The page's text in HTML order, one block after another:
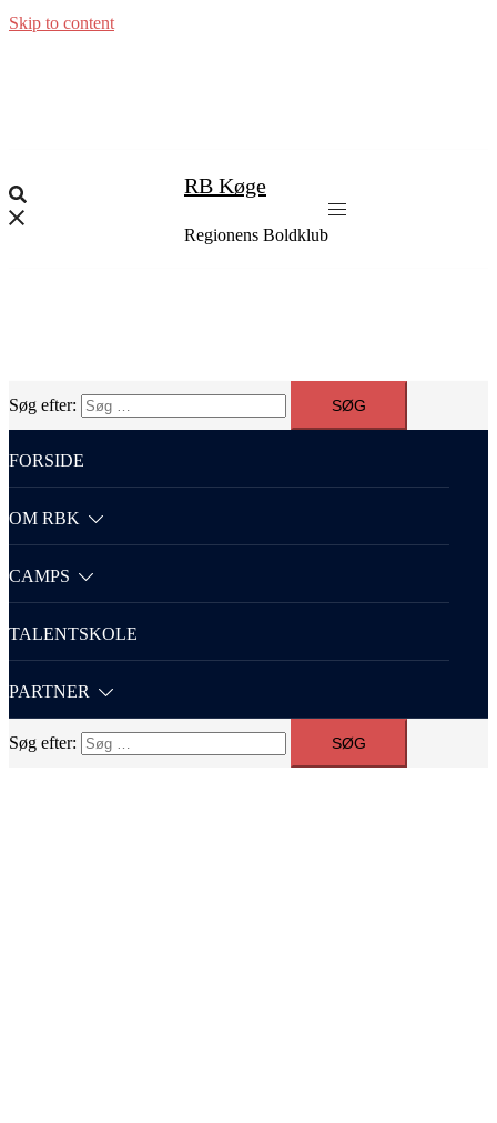
Skip to content
RB Køge
Regionens Boldklub
Søg efter:
FORSIDE
OM RBK
CAMPS
TALENTSKOLE
PARTNER
Søg efter: